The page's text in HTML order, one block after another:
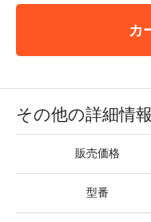
カ
その他の詳細情報
販売価格
型番